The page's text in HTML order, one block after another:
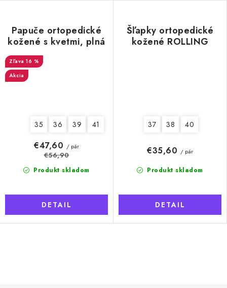
Papuče ortopedické
kožené s kvetmi, plná
špička, dámske
16 %
Akcia
35 36 39 41
Produkt skladom
€47,60 / pár
€56,90
DETAIL
Šľapky ortopedické
kožené ROLLING
37 38 40
Produkt skladom
€35,60 / pár
DETAIL